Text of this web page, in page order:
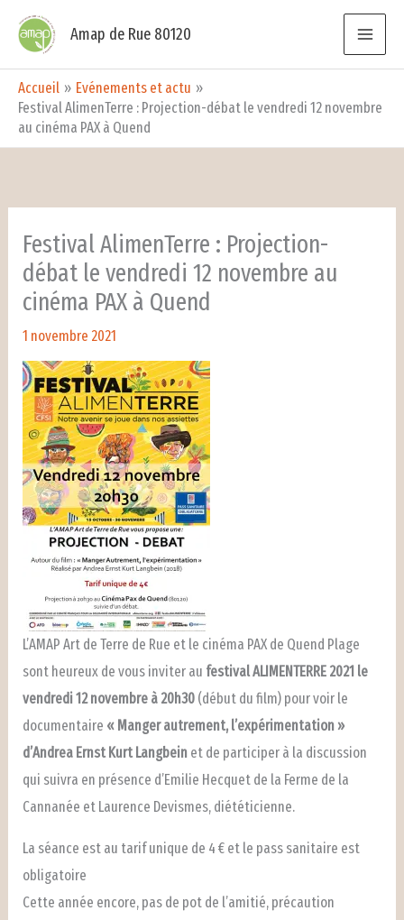
contenu
Amap de Rue 80120
Accueil
Evénements et actu
Festival AlimenTerre : Projection-débat le vendredi 12 novembre
au cinéma PAX à Quend
Festival AlimenTerre : Projection-
débat le vendredi 12 novembre au
cinéma PAX à Quend
1 novembre 2021
L’AMAP Art de Terre de Rue et le cinéma PAX de Quend Plage
sont heureux de vous inviter au festival ALIMENTERRE 2021 le
vendredi 12 novembre à 20h30 (début du film) pour voir le
documentaire « Manger autrement, l’expérimentation »
d’Andrea Ernst Kurt Langbein et de participer à la discussion
qui suivra en présence d’Emilie Hecquet de la Ferme de la
Cannanée et Laurence Devismes, diététicienne.
La séance est au tarif unique de 4 € et le pass sanitaire est
obligatoire
Cette année encore, pas de pot de l’amitié, précaution